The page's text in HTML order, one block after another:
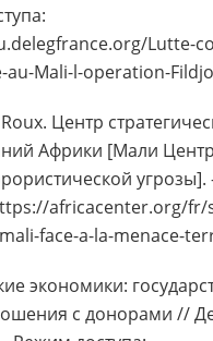
Lutte-
Mali-l-operation-Fildjo
Центр
Африки [Мали
africacenter.org/
face-a-la-menace-
экономики:
с донорами //